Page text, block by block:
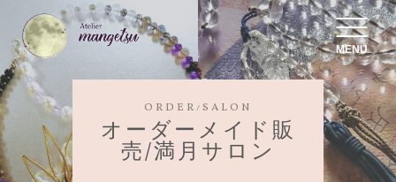
MENU
ORDER/SALON
オーダーメイド販
売/満月サロン